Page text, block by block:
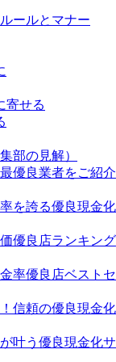
ールとマナー
寄せる
部の見解）
優良業者をご紹介
を誇る優良現金
優良店ランキング
率優良店ベスト
信頼の優良現金
叶う優良現金化